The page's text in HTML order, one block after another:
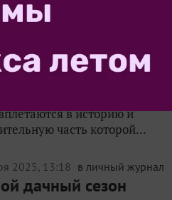
факты
история русского, а затем
в историю и
часть которой...
2025, 13:18 в личный журнал
дачный сезон